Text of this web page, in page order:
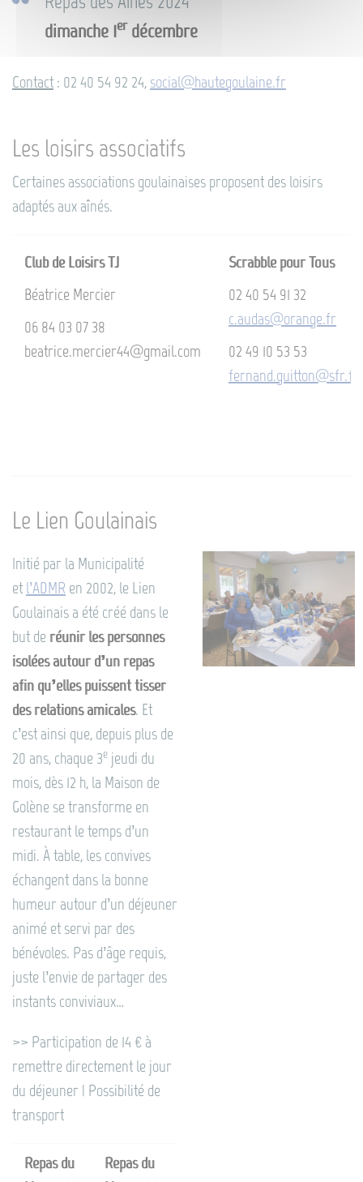
dimanche 1erdécembre
Contact : 02 40 54 92 24, social@hautegoulaine.fr
Les loisirs associatifs
Certaines associations goulainaises proposent des loisirs
adaptés aux aînés.
Club de Loisirs TJ
Béatrice Mercier
06 84 03 07 38
beatrice.mercier44@gmail.com
Scrabble pour Tous
02 40 54 91 32
c.audas@orange.fr
02 49 10 53 53
fernand.guitton@sfr.fr
Le Lien Goulainais
Initié par la Municipalité
et l’ADMR en 2002, le Lien
Goulainais a été créé dans le
but de réunir les personnes
isolées autour d’un repas
afin qu’elles puissent tisser
des relations amicales. Et
c’est ainsi que, depuis plus de
20 ans, chaque 3e jeudi du
mois, dès 12 h, la Maison de
Golène se transforme en
restaurant le temps d’un
midi. À table, les convives
échangent dans la bonne
humeur autour d’un déjeuner
animé et servi par des
bénévoles. Pas d’âge requis,
juste l’envie de partager des
instants conviviaux…
>> Participation de 14 € à
remettre directement le jour
du déjeuner | Possibilité de
transport
Repas du
Repas du